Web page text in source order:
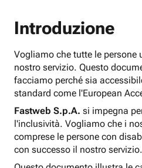
Introduzione
Vogliamo che tutte le persone
nostro servizio. Questo
facciamo perché sia
standard come l'European
Fastweb S.p.A. si impegna
l'inclusività. Vogliamo che i
comprese le persone con
con successo il nostro servizio.